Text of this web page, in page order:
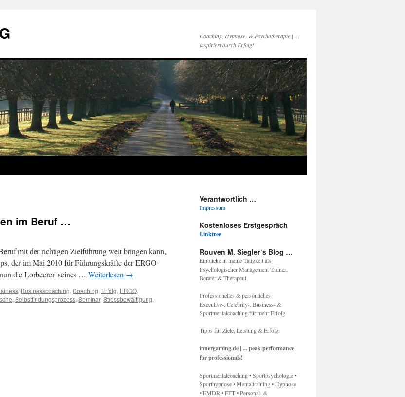
Coaching, Hypnose- & Psychotherapie | …
inspiriert durch Erfolg!
im Beruf …
mit der richtigen Zielführung weit bringen kann,
der im Mai 2010 für Führungskräfte der ERGO-
die Lorbeeren seines … Weiterlesen →
, Businesscoaching, Coaching, Erfolg, ERGO,
, Selbstfindungsprozess, Seminar, Stressbewältigung,
Verantwortlich …
Impressum
Kostenloses Erstgespräch
Linktree
Rouven M. Siegler´s Blog …
Einblicke in meine Tätigkeit als
Psychologischer Management Trainer,
Berater & Therapeut.
Professionelles & persönliches
Executive-, Celebrity-, Business- &
Sportmentalcoaching für mehr Erfolg
Tipps für Ziele, Leistung & Erfolg.
innergaming.de | ... peak performance
for professionals!
Sportmentalcoaching • Sportpsychologie •
Sporthypnose • Mentaltraining • Hypnose
• EMDR • EFT • Personal- &